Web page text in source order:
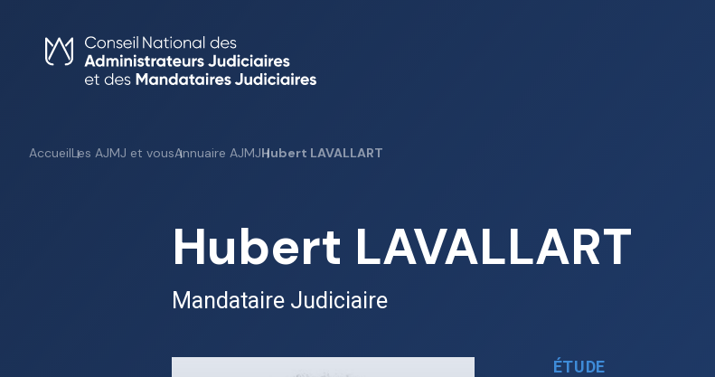
content
AccueilLes AJMJ et vousAnnuaire AJMJHubert LAVALLART
Hubert LAVALLART
Mandataire Judiciaire
ÉTUDE